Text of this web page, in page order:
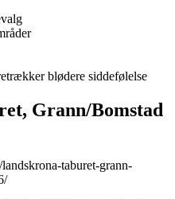
blødere siddefølelse
Grann/Bomstad
taburet-grann-